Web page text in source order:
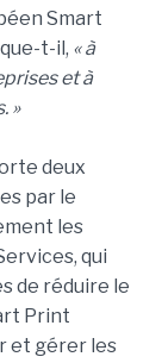
Smart
t-il, « à
et à
»
deux
par le
les
qui
de réduire le
Print
et gérer les